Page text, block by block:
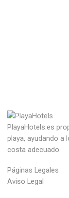
PlayaHotels.es
playa, ayudando a
costa adecuado.
Páginas Legales
Aviso Legal